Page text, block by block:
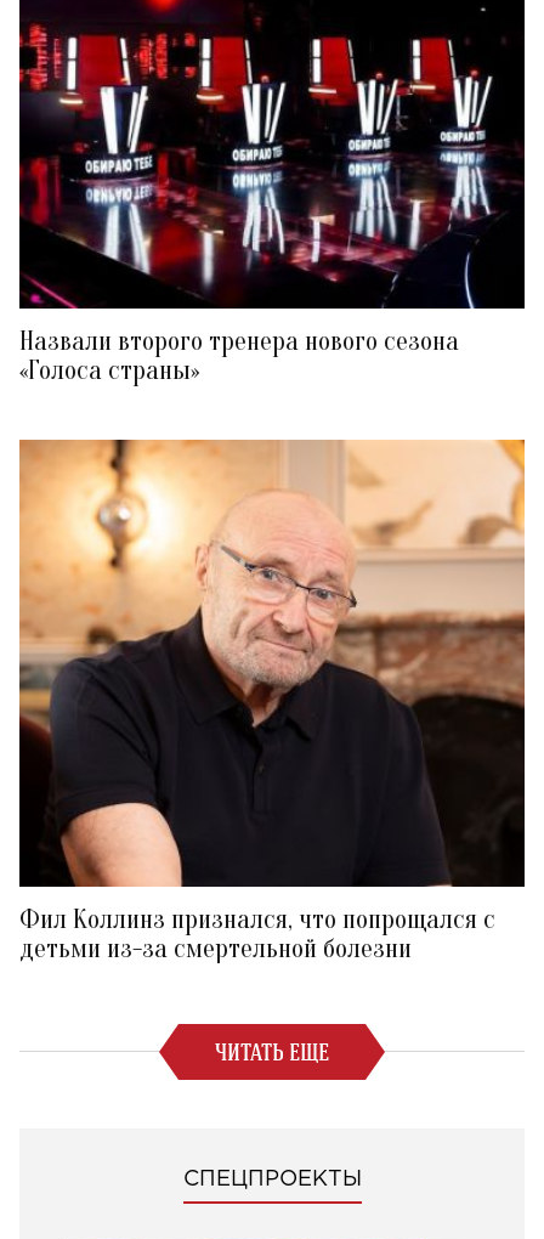
Назвали второго тренера нового сезона
«Голоса страны»
Фил Коллинз признался, что попрощался с
детьми из-за смертельной болезни
ЧИТАТЬ ЕЩЕ
СПЕЦПРОЕКТЫ